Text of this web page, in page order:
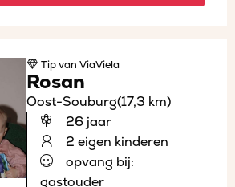
Tipvan ViaViela
Rosan
Oost-Souburg(17,3 km)
26 jaar
2 eigen kinderen
opvang bij:
gastouder